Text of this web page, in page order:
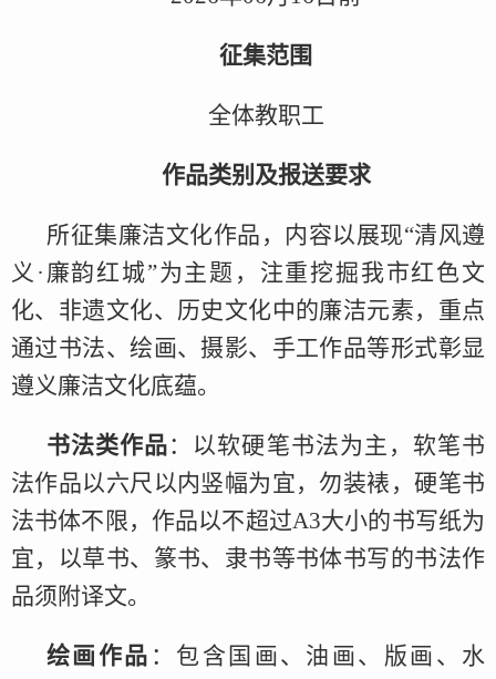
征集范围
全体教职工
作品类别及报送要求
所征集廉洁文化作品，内容以展现“清风遵
义·廉韵红城”为主题，注重挖掘我市红色文
化、非遗文化、历史文化中的廉洁元素，重点
通过书法、绘画、摄影、手工作品等形式彰显
遵义廉洁文化底蕴。
书法类作品：以软硬笔书法为主，软笔书
法作品以六尺以内竖幅为宜，勿装裱，硬笔书
法书体不限，作品以不超过A3大小的书写纸为
宜，以草书、篆书、隶书等书体书写的书法作
品须附译文。
绘画作品 ：包含国画、油画、版画、水